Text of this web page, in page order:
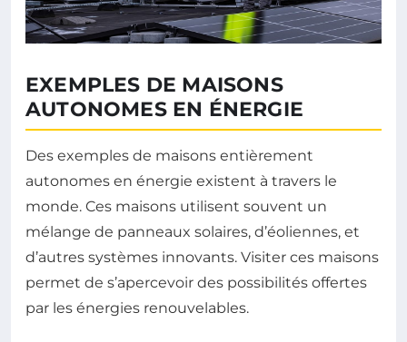
EXEMPLES DE MAISONS
AUTONOMES EN ÉNERGIE
Des exemples de maisons entièrement
autonomes en énergie existent à travers le
monde. Ces maisons utilisent souvent un
mélange de panneaux solaires, d’éoliennes, et
d’autres systèmes innovants. Visiter ces maisons
permet de s’apercevoir des possibilités offertes
par les énergies renouvelables.